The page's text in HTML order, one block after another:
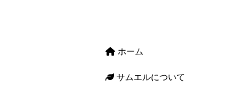
ホーム
サムエルについて